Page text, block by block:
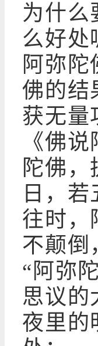
为什么
么好处
阿弥
佛的结
获无量
《佛
陀佛
日，
往时，
不颠倒
“阿弥
思议的
夜里的